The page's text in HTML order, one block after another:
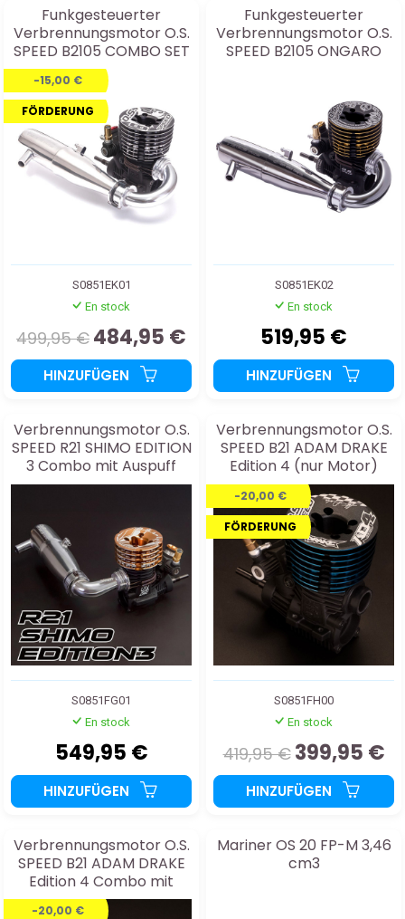
Funkgesteuerter
Verbrennungsmotor O.S.
SPEED B2105 COMBO SET
-15,00 €
FÖRDERUNG
S0851EK01
En stock
499,95 € 484,95 €
HINZUFÜGEN
Funkgesteuerter
Verbrennungsmotor O.S.
SPEED B2105 ONGARO
S0851EK02
En stock
519,95 €
HINZUFÜGEN
Verbrennungsmotor O.S.
SPEED R21 SHIMO EDITION
3 Combo mit Auspuff
S0851FG01
En stock
549,95 €
HINZUFÜGEN
Verbrennungsmotor O.S.
SPEED B21 ADAM DRAKE
Edition 4 (nur Motor)
-20,00 €
FÖRDERUNG
S0851FH00
En stock
419,95 € 399,95 €
HINZUFÜGEN
Verbrennungsmotor O.S.
SPEED B21 ADAM DRAKE
Edition 4 Combo mit
Auspuff
-20,00 €
Mariner OS 20 FP-M 3,46
cm3